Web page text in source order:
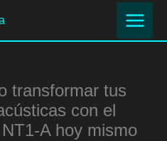
transformar tus
con el
A hoy mismo